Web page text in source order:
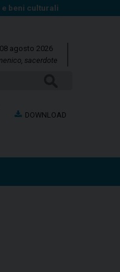
beni culturali
agosto 2026
sacerdote
DOWNLOAD